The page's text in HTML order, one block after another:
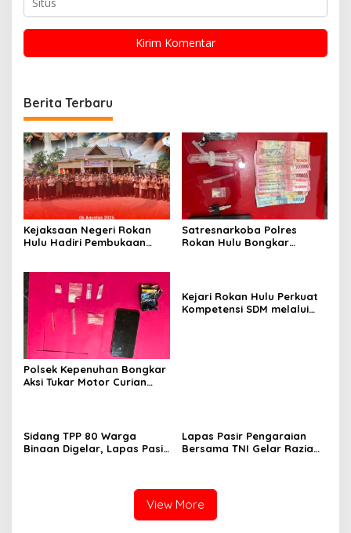
Berita Terbaru
Kejaksaan Negeri Rokan
Hulu Hadiri Pembukaan
Hulu 2026
Satresnarkoba Polres
Rokan Hulu Bongkar
Polsek Kepenuhan Bongkar
Aksi Tukar Motor Curian
Kejari Rokan Hulu Perkuat
Kompetensi SDM melalui
Sidang TPP 80 Warga
Binaan Digelar, Lapas Pasir
Lapas Pasir Pengaraian
Bersama TNI Gelar Razia
View More